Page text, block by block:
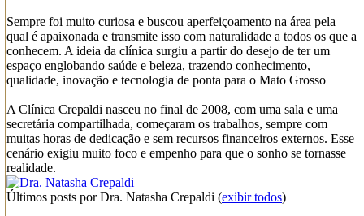
Sempre foi muito curiosa e buscou aperfeiçoamento na área pela
qual é apaixonada e transmite isso com naturalidade a todos os que a
conhecem. A ideia da clínica surgiu a partir do desejo de ter um
espaço englobando saúde e beleza, trazendo conhecimento,
qualidade, inovação e tecnologia de ponta para o Mato Grosso
A Clínica Crepaldi nasceu no final de 2008, com uma sala e uma
secretária compartilhada, começaram os trabalhos, sempre com
muitas horas de dedicação e sem recursos financeiros externos. Esse
cenário exigiu muito foco e empenho para que o sonho se tornasse
realidade.
Últimos posts por Dra. Natasha Crepaldi (exibir todos)